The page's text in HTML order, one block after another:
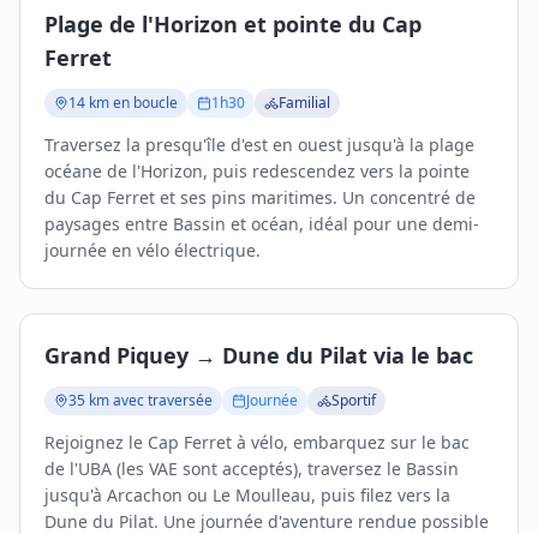
Plage de l'Horizon et pointe du Cap
Ferret
14 km en boucle 1h30 Familial
Traversez la presqu'île d'est en ouest jusqu'à la plage
océane de l'Horizon, puis redescendez vers la pointe
du Cap Ferret et ses pins maritimes. Un concentré de
paysages entre Bassin et océan, idéal pour une demi-
journée en vélo électrique.
Grand Piquey → Dune du Pilat via le bac
35 km avec traversée Journée Sportif
Rejoignez le Cap Ferret à vélo, embarquez sur le bac
de l'UBA (les VAE sont acceptés), traversez le Bassin
jusqu'à Arcachon ou Le Moulleau, puis filez vers la
Dune du Pilat. Une journée d'aventure rendue possible